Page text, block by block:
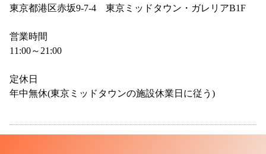
東京都港区赤坂9-7-4 東京ミッドタウン・ガレリアB1F
営業時間
11:00～21:00
定休日
年中無休(東京ミッドタウンの施設休業日に従う)